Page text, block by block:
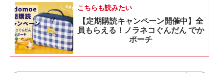
こちらも読みたい
【定期購読キャンペーン開催中】全
員もらえる！ノラネコぐんだん でか
ポーチ